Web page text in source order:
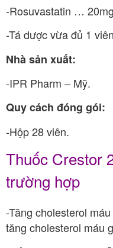
-Rosuvastatin …
-Tá dược vừa đủ 1
Nhà sản xuất:
-IPR Pharm – Mỹ.
Quy cách đóng gói:
-Hộp 28 viên.
Thuốc Crestor
trường hợp
-Tăng cholesterol
tăng cholesterol máu